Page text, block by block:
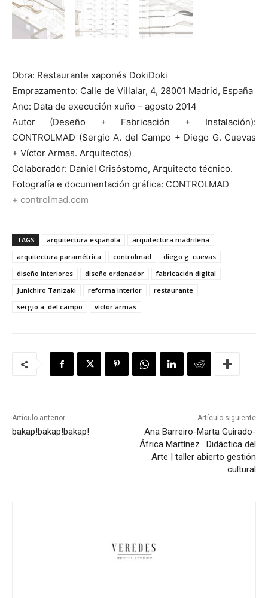
Obra: Restaurante xaponés DokiDoki
Emprazamento: Calle de Villalar, 4, 28001 Madrid, España
Ano: Data de execución xuño – agosto 2014
Autor (Deseño + Fabricación + Instalación):
CONTROLMAD (Sergio A. del Campo + Diego G. Cuevas
+ Víctor Armas. Arquitectos)
Colaborador: Daniel Crisóstomo, Arquitecto técnico.
Fotografía e documentación gráfica: CONTROLMAD
+ controlmad.com
TAGS arquitectura española
arquitectura madrileña
arquitectura paramétrica
controlmad
diego g. cuevas
diseño interiores
diseño ordenador
fabricación digital
Junichiro Tanizaki
reforma interior
restaurante
sergio a. del campo
víctor armas
Artículo anterior
bakap!bakap!bakap!
Artículo siguiente
Ana Barreiro-Marta Guirado-
África Martínez · Didáctica del
Arte | taller abierto gestión
cultural